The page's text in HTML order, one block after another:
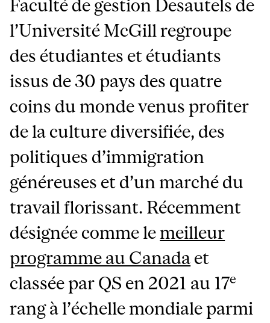
Faculté de gestion Desautels de
l’Université McGill regroupe
des étudiantes et étudiants
issus de 30 pays des quatre
coins du monde venus profiter
de la culture diversifiée, des
politiques d’immigration
généreuses et d’un marché du
travail florissant. Récemment
désignée comme lemeilleur
programme au Canada et
classée par QS en 2021 au 17e
rang à l’échelle mondiale parmi